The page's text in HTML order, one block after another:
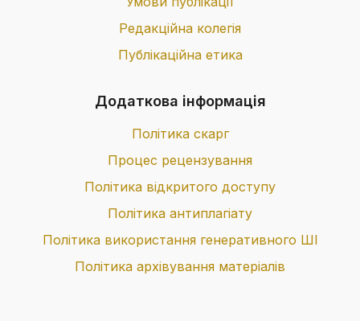
Редакційна колегія
Публікаційна етика
Додаткова інформація
Політика скарг
Процес рецензування
Політика відкритого доступу
Політика антиплагіату
Політика використання генеративного ШІ
Політика архівування матеріалів